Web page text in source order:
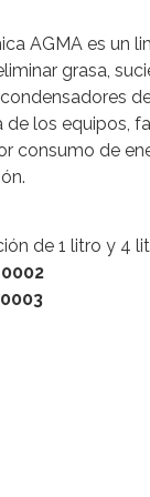
AGMA es un
grasa,
de los equipos,
consumo de
de 1 litro y 4